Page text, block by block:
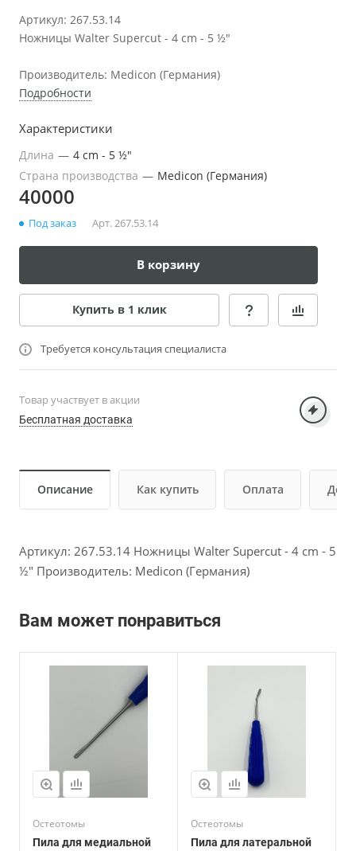
Артикул: 267.53.14
Ножницы Walter Supercut - 4 cm - 5 ½"
Производитель: Medicon (Германия)
Подробности
Характеристики
Длина — 4 cm - 5 ½"
Страна производства — Medicon (Германия)
40000
Под заказ Арт.267.53.14
В корзину
Купить в 1 клик
Требуется консультация специалиста
Товар участвует в акции
Бесплатная доставка
Описание Как купить Оплата
Артикул: 267.53.14 Ножницы Walter Supercut - 4 cm - 5
½" Производитель: Medicon (Германия)
Вам может понравиться
Остеотомы
Пила для медиальной
Остеотомы
Пила для латеральной